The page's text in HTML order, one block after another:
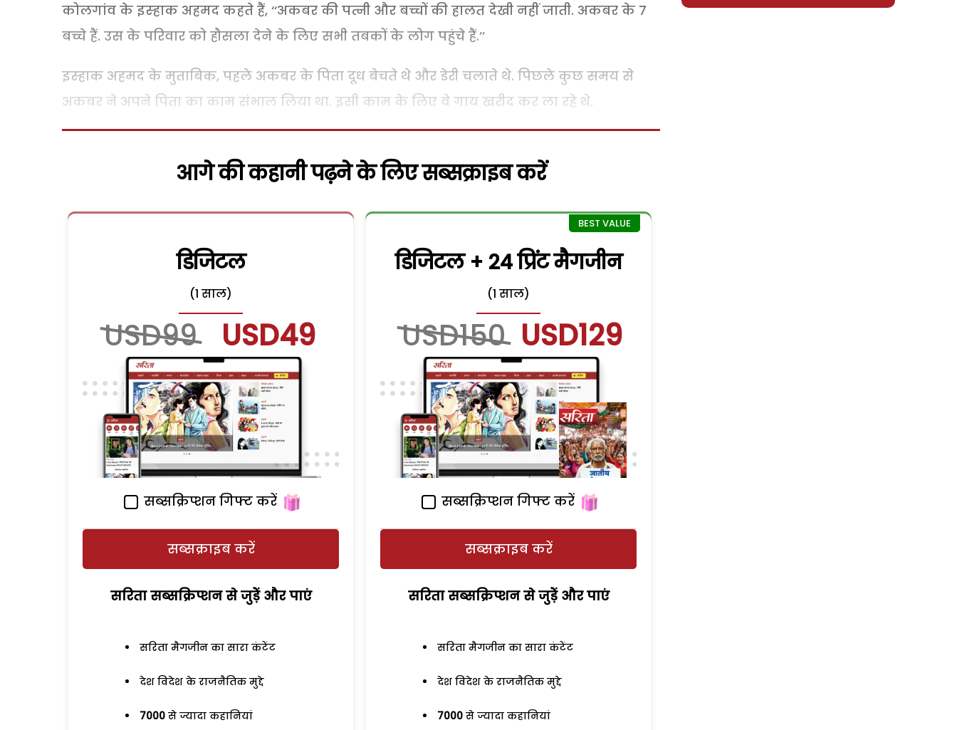
कोलगांव के इस्हाक अहमद कहते हैं, ‘‘अकबर की पत्नी और बच्चों की हालत देखी नहीं जाती. अकबर के 7
बच्चे हैं. उस के परिवार को हौसला देने के लिए सभी तबकों के लोग पहुंचे हैं.’’
इस्हाक अहमद के मुताबिक, पहले अकबर के पिता दूध बेचते थे और डेरी चलाते थे. पिछले कुछ समय से
अकबर ने अपने पिता का काम संभाल लिया था. इसी काम के लिए वे गाय खरीद कर ला रहे थे.
आगे की कहानी पढ़ने के लिए सब्सक्राइब करें
डिजिटल
(1 साल)
USD99 USD49
सब्सक्रिप्शन गिफ्ट करें
सब्सक्राइब करें
सरिता सब्सक्रिप्शन से जुड़ेें और पाएं
सरिता मैगजीन का सारा कंटेंट
देश विदेश के राजनैतिक मुद्दे
7000 से ज्यादा कहानियां
डिजिटल + 24 प्रिंट मैगजीन
(1 साल)
USD150 USD129
सब्सक्रिप्शन गिफ्ट करें
सब्सक्राइब करें
सरिता सब्सक्रिप्शन से जुड़ेें और पाएं
सरिता मैगजीन का सारा कंटेंट
देश विदेश के राजनैतिक मुद्दे
7000 से ज्यादा कहानियां